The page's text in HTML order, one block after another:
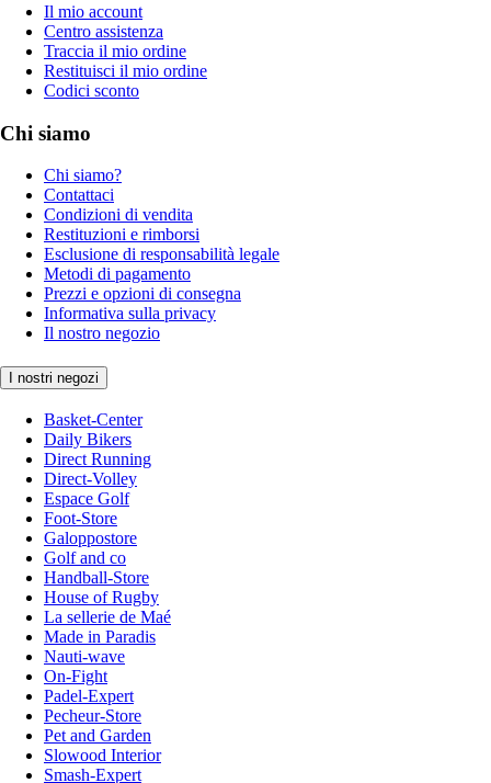
Il mio account
Centro assistenza
Traccia il mio ordine
Restituisci il mio ordine
Codici sconto
Chi siamo
Chi siamo?
Contattaci
Condizioni di vendita
Restituzioni e rimborsi
Esclusione di responsabilità legale
Metodi di pagamento
Prezzi e opzioni di consegna
Informativa sulla privacy
Il nostro negozio
I nostri negozi
Basket-Center
Daily Bikers
Direct Running
Direct-Volley
Espace Golf
Foot-Store
Galoppostore
Golf and co
Handball-Store
House of Rugby
La sellerie de Maé
Made in Paradis
Nauti-wave
On-Fight
Padel-Expert
Pecheur-Store
Pet and Garden
Slowood Interior
Smash-Expert